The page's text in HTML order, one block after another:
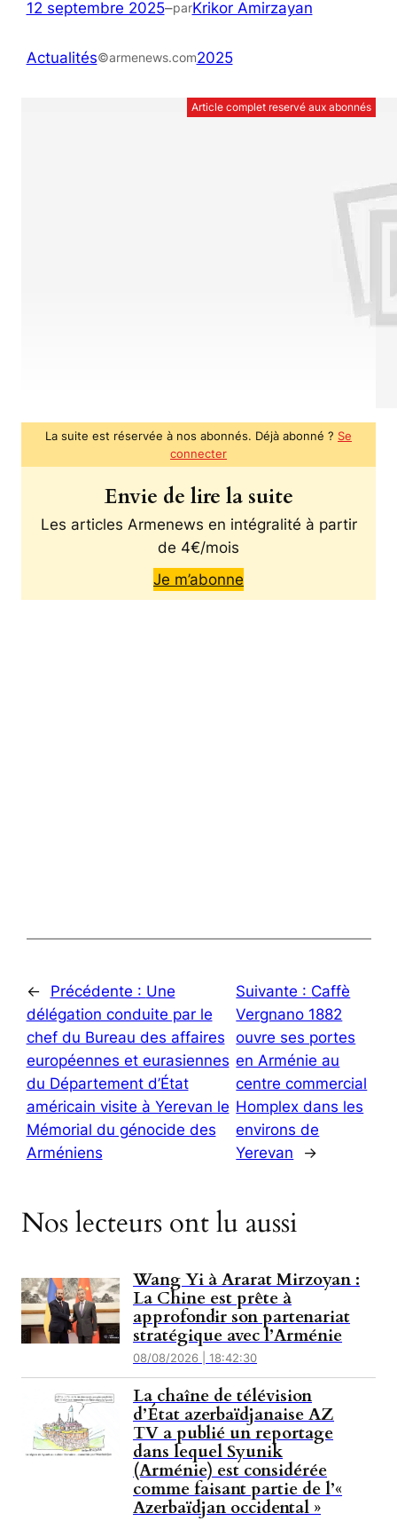
12 septembre 2025–parKrikor Amirzayan
Actualités©armenews.com2025
Article complet reservé aux abonnés
La suite est réservée à nos abonnés. Déjà abonné ? Se
connecter
Envie de lire la suite
Les articles Armenews en intégralité à partir
de 4€/mois
Je m’abonne
← Précédente : Une
délégation conduite par le
chef du Bureau des affaires
européennes et eurasiennes
du Département d’État
américain visite à Yerevan le
Mémorial du génocide des
Arméniens
Suivante : Caffè
Vergnano 1882
ouvre ses portes
en Arménie au
centre commercial
Homplex dans les
environs de
Yerevan
→
Nos lecteurs ont lu aussi
Wang Yi à Ararat Mirzoyan :
La Chine est prête à
approfondir son partenariat
stratégique avec l’Arménie
08/08/2026 | 18:42:30
La chaîne de télévision
d’État azerbaïdjanaise AZ
TV a publié un reportage
dans lequel Syunik
(Arménie) est considérée
comme faisant partie de l’«
Azerbaïdjan occidental »